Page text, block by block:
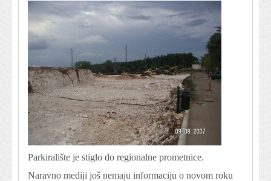
Parkiralište je stiglo do regionalne prometnice.
Naravno mediji još nemaju informaciju o novom roku